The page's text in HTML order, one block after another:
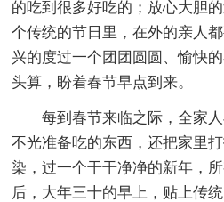
的吃到很多好吃的；放心大胆
个传统的节日里，在外的亲人
兴的度过一个团团圆圆、愉快
头算，盼着春节早点到来。
每到春节来临之际，全家
不光准备吃的东西，还把家里
染，过一个干干净净的新年，
后，大年三十的早上，贴上传